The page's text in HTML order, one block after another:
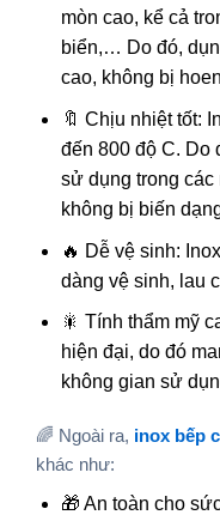
mòn cao, kể cả
biển,… Do đó,
cao, không bị
🔖 Chịu nhiệt tốt:
đến 800 độ C. Do
sử dụng trong
không bị biến
🔥 Dễ vệ sinh:
dàng vệ sinh, lau
🎇 Tính thẩm mỹ
hiện đại, do đó
không gian sử
🌈 Ngoài ra, inox bếp
khác như:
🎁 An toàn cho